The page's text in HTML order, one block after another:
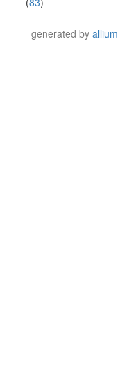
generated by allium